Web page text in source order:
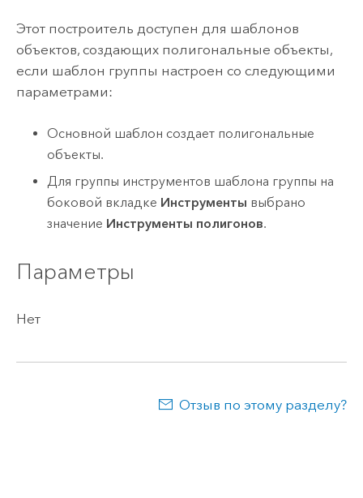
Этот построитель доступен для шаблонов
объектов, создающих полигональные объекты,
если шаблон группы настроен со следующими
параметрами:
Основной шаблон создает полигональные
объекты.
Для группы инструментов шаблона группы на
боковой вкладке Инструменты выбрано
значение Инструменты полигонов.
Параметры
Нет
Отзыв по этому разделу?